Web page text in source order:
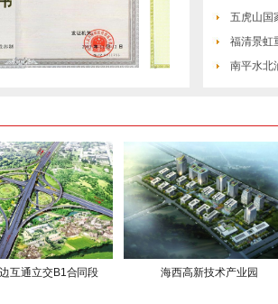
五虎山国
福清景虹
南平水北
通立交B1合同段 海西高新技术产业园